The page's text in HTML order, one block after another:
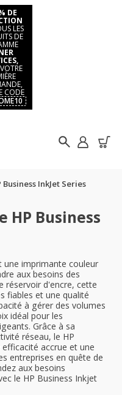
DE
LES
DE
CODE
Business InkJet Series
HP Business
une imprimante couleur
aux besoins des
réservoir d'encre, cette
fiables et une qualité
à gérer des volumes
idéal pour les
Grâce à sa
réseau, le HP
accrue et une
entreprises en quête de
aux besoins
le HP Business Inkjet